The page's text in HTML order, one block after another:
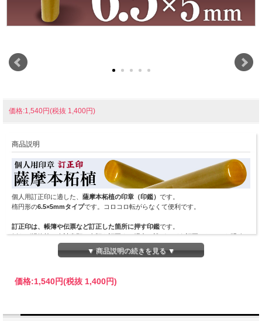
価格:1,540円(税抜 1,400円)
商品説明
個人用訂正印に適した、 薩摩本柘植の印章（印鑑） です。
楕円形の6.5×5mmタイプです。コロコロ転がらなくて便利です。
訂正印は、帳簿や伝票など訂正した箇所に押す印鑑です。
例えば帳簿等の会計書類の金額を訂正する場合、誰が、どう訂正したのかを明確に
し、 その責任の所在を明らかにする必要があります。
訂正箇所に二重線を引き、横の余白に訂正文を入れた後、訂正者個人の訂正印を捺
なお、契約書などの捺印書類の訂正は、原則として両者の契約印をもって行いま
す。
▼ 商品説明の続きを見る ▼
価格:1,540円(税抜 1,400円)